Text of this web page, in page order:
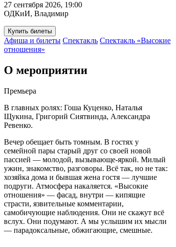
27 сентября 2026, 19:00
ОДКиИ, Владимир
Купить билеты
Афиша и билеты Спектакль Спектакль «Высокие
отношения»
О мероприятии
Премьера
В главных ролях: Гоша Куценко, Наталья
Щукина, Григорий Сиятвинда, Александра
Ревенко.
Вечер обещает быть томным. В гостях у
семейной пары старый друг со своей новой
пассией — молодой, вызывающе-яркой. Милый
ужин, знакомство, разговоры. Всё так, но не т ак:
хозяйка дома и бывшая жена гостя — лучшие
подруги. Атмосфера накаляется. «Высокие
отношения» — фасад, внутри — кипящие
страсти, язвительные комментарии,
самобичующие наблюдения. Они не скажут всё
вслух. Они подумают. А мы услышим их мысли
— парадоксальные, обжигающие, смешные.